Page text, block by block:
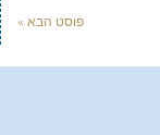
פוסט הבא »